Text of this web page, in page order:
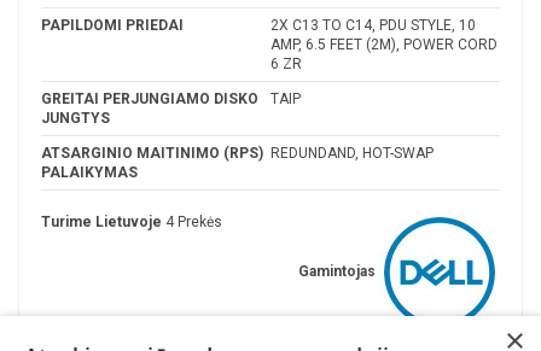
PAPILDOMI PRIEDAI
2X C13 TO C14, PDU STYLE, 10
AMP, 6.5 FEET (2M), POWER CORD
6 ZR
GREITAI PERJUNGIAMO DISKO
JUNGTYS
TAIP
ATSARGINIO MAITINIMO (RPS)
PALAIKYMAS
REDUNDAND, HOT-SWAP
Gamintojas
Turime Lietuvoje 4 Prekės
×